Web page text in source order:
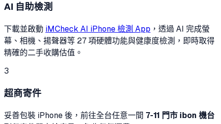
AI 自助檢測
下載並啟動 iMCheck AI iPhone 檢測 App ，透過 AI 完成螢
幕、相機、揚聲器等 27 項硬體功能與健康度檢測，即時取得
精確的二手收購估值。
3
超商寄件
妥善包裝 iPhone 後，前往全台任意一間 7-11 門市 ibon 機台